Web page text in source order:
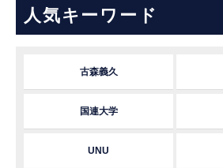
人気キーワード
古森義久
国連大学
UNU